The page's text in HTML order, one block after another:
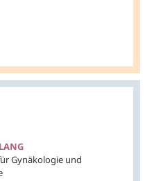
Gynäkologie und